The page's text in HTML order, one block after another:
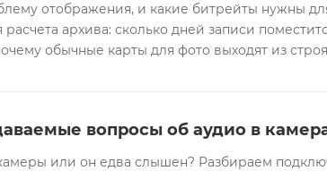
отображения, и какие битрейты нужны
архива: сколько дней записи
обычные карты для фото выходят из
вопросы об аудио в
или он едва слышен? Разбираем